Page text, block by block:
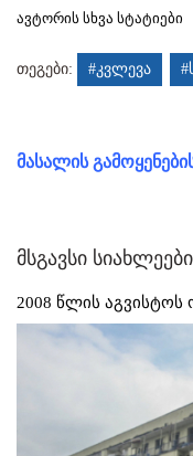
ავტორის სხვა სტატიები
თეგები: #კვლევა
მასალის
მსგავსი სიახლეები
2008 წლის აგვისტოს